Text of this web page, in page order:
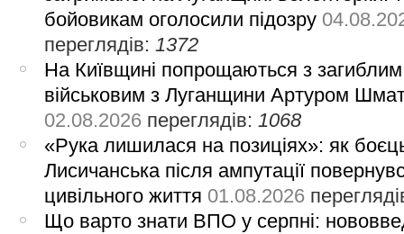
бойовикам оголосили підозру
переглядів:1372
На Київщині попрощаються з загиблим
військовим з Луганщини Артуром
02.08.2026 переглядів:1068
«Рука лишилася на позиціях»: як
Лисичанська після ампутації
цивільного життя 01.08.2026
Що варто знати ВПО у серпні: